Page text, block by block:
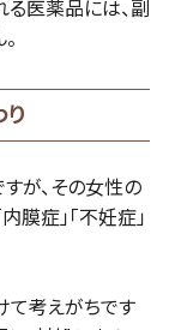
る医薬品には、副
が、その女性の
膜症」「不妊症」
考えがちです